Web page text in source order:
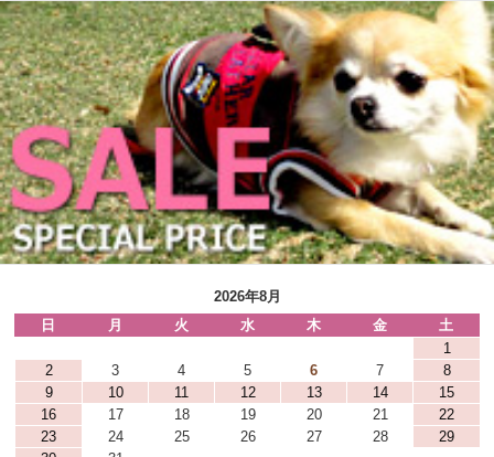
2026年8月
日
月 火 水 木 金
土
1
2
3 4 5 6 7
8
9
10 11 12 13 14
15
16
17 18 19 20 21
22
23
24 25 26 27 28
29